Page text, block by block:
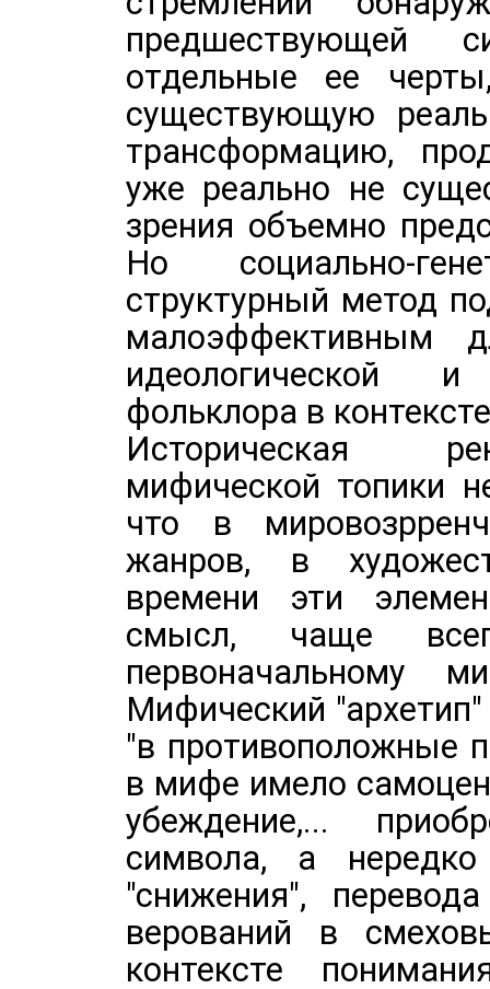
предшествующей
отдельные ее
существующую
трансформацию,
уже реально не
зрения объемно
Но социально-
структурный метод
малоэффективным
идеологической
фольклора в
Историческая
мифической топики
что в
жанров, в
времени эти
смысл, чаще
первоначальному
Мифический
"в противоположные
в мифе имело
убеждение,...
символа, а
"снижения",
верований в
контексте